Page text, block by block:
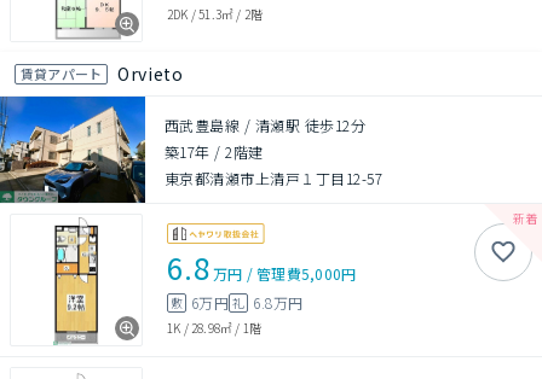
2DK /51.3㎡ / 2階
賃貸アパート Orvieto
西武豊島線 / 清瀬駅 徒歩12分
築17年 /2階建
東京都清瀬市上清戸１丁目12-57
6.8万円 /管理費5,000円
敷 6万円礼 6.8万円
1K /28.98㎡ / 1階